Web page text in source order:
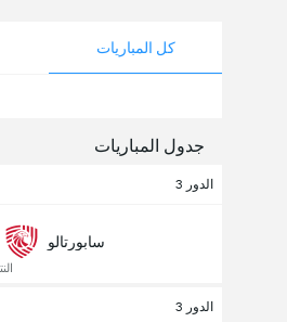
كل المباريات
جدول المباريات
الدور 3
سابورتالو
الدور 3